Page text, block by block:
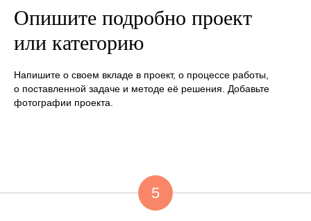
Опишите подробно проект
или категорию
Напишите о своем вкладе в проект, о процессе работы,
о поставленной задаче и методе её решения. Добавьте
фотографии проекта.
5